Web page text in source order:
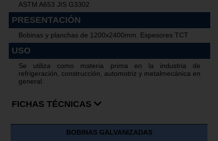
ASTM A653 JIS G3302
PRESENTACIÓN
Bobinas y planchas de 1200x2400mm. Espesores TCT
USO
Se utiliza como materia prima en la industria de
refrigeración, construcción, automotriz y metalmecánica en
general.
FICHAS TÉCNICAS
BOBINAS GALVANIZADAS